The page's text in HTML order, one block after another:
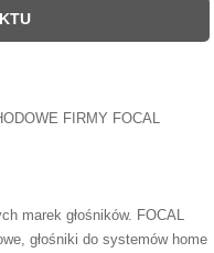
FIRMY FOCAL
marek głośników. FOCAL
głośniki do systemów home